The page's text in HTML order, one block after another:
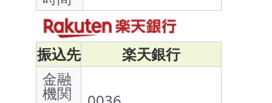
振込先
楽天銀行
金融
機関